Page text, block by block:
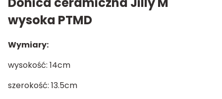
wysoka PTMD
Wymiary:
wysokość: 14cm
szerokość: 13.5cm